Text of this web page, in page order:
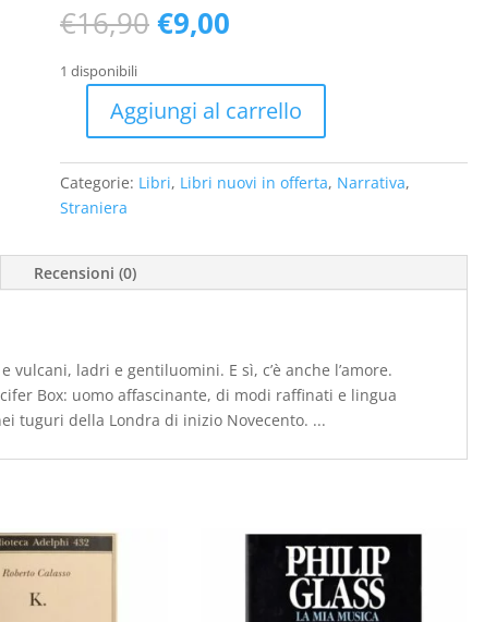
€16,90Il
prezzo
era:
€16,90.
€9,00Il
è:
€9,00.
1 disponibili
Vesuvio
(nuovo
2024)
Aggiungi al carrello
Categorie: Libri, Libri nuovi in offerta, Narrativa,
Straniera
Recensioni (0)
vulcani, ladri e gentiluomini. E sì, c’è anche l’amore.
Box: uomo affascinante, di modi raffinati e lingua
tuguri della Londra di inizio Novecento. ...